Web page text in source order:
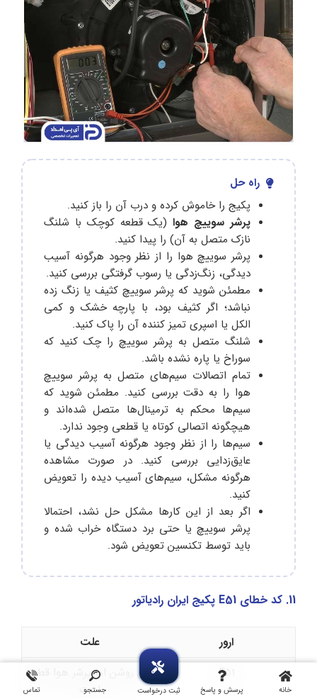
خانه پرسش و پاسخ ثبت درخواست جستجو تماس
راه حل
پکیج را خاموش کرده و درب آن را باز کنید.
پرشر سوییچ هوا(یک قطعه کوچک با شلنگ
نازک متصل به آن) را پیدا کنید.
پرشر سوییچ هوا را از نظر وجود هرگونه آسیب
دیدگی، زنگ‌زدگی یا رسوب گرفتگی بررسی کنید.
مطمئن شوید که پرشر سوییچ کثیف یا زنگ زده
نباشد؛ اگر کثیف بود، با پارچه خشک و کمی
الکل یا اسپری تمیز کننده آن را پاک کنید.
شلنگ متصل به پرشر سوییچ را چک کنید که
سوراخ یا پاره نشده باشد.
تمام اتصالات سیم‌های متصل به پرشر سوییچ
هوا را به دقت بررسی کنید. مطمئن شوید که
سیم‌ها محکم به ترمینال‌ها متصل شده‌اند و
هیچگونه اتصالی کوتاه یا قطعی وجود ندارد.
سیم‌ها را از نظر وجود هرگونه آسیب دیدگی یا
عایق‌زدایی بررسی کنید. در صورت مشاهده
هرگونه مشکل، سیم‌های آسیب دیده را تعویض
کنید.
اگر بعد از این کارها مشکل حل نشد، احتمالا
پرشر سوییچ یا حتی برد دستگاه خراب شده و
باید توسط تکنسین تعویض شود.
11. کد خطای E51 پکیج ایران رادیاتور
ارور
علت
E51
فن روشن اما پرشر هوا قطع
است